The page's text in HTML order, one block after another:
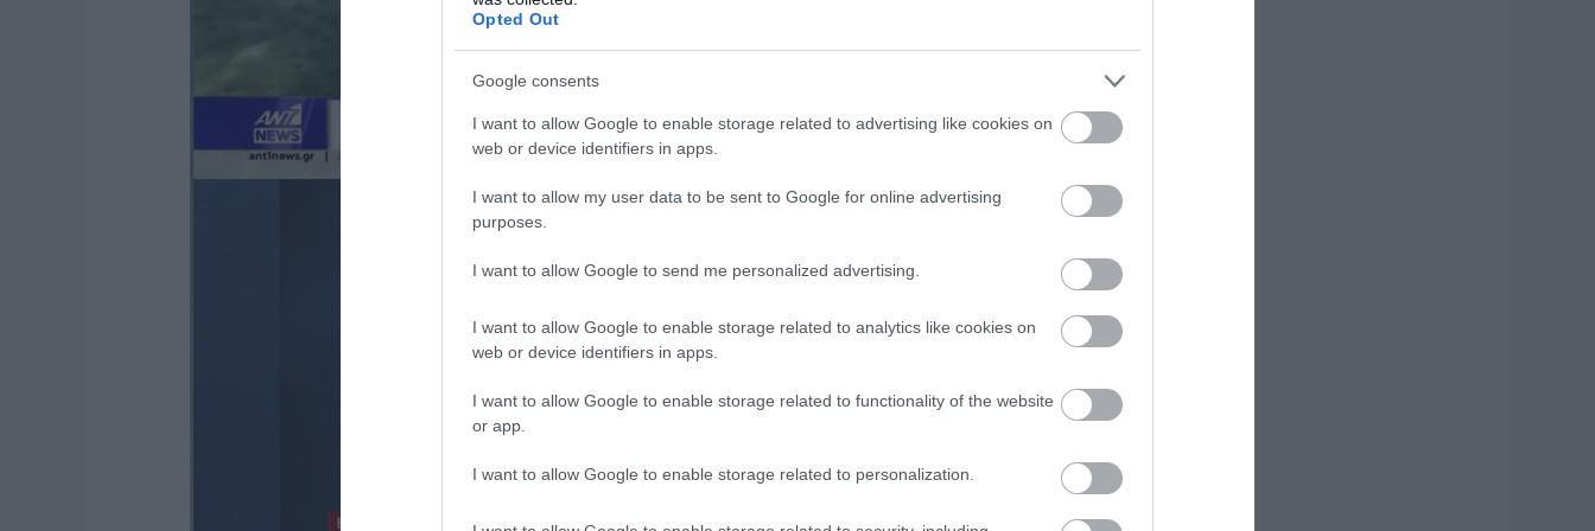
Opted Out
Google consents
I want to allow Google to enable storage related to advertising like cookies on
web or device identifiers in apps.
I want to allow my user data to be sent to Google for online advertising
purposes.
I want to allow Google to send me personalized advertising.
I want to allow Google to enable storage related to analytics like cookies on
web or device identifiers in apps.
I want to allow Google to enable storage related to functionality of the website
or app.
I want to allow Google to enable storage related to personalization.
08.08.2026 | 13:00
Α. Ο. Χαλκίς: Πρώτο
φιλικό σήμερα για
νέα αγωνιστική
08.08.2026 | 12:40